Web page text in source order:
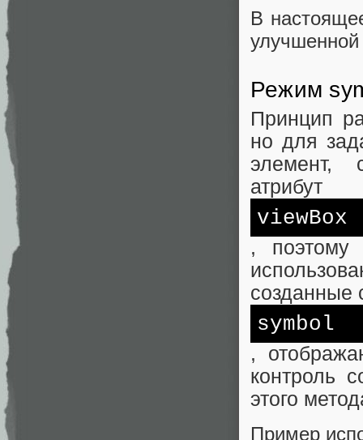
В
Режим
Принцип
но для
элемент,
атрибут
viewBox
, поэтому
созданные
symbol
,
контроль
этого
Пример